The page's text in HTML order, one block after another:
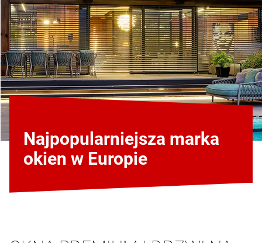
Najpopularniejsza marka
okien w Europie